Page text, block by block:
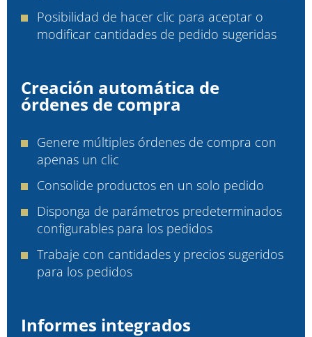
Posibilidad de hacer clic para aceptar o
modificar cantidades de pedido sugeridas
Creación automática de
órdenes de compra
Genere múltiples órdenes de compra con
apenas un clic
Consolide productos en un solo pedido
Disponga de parámetros predeterminados
configurables para los pedidos
Trabaje con cantidades y precios sugeridos
para los pedidos
Informes integrados